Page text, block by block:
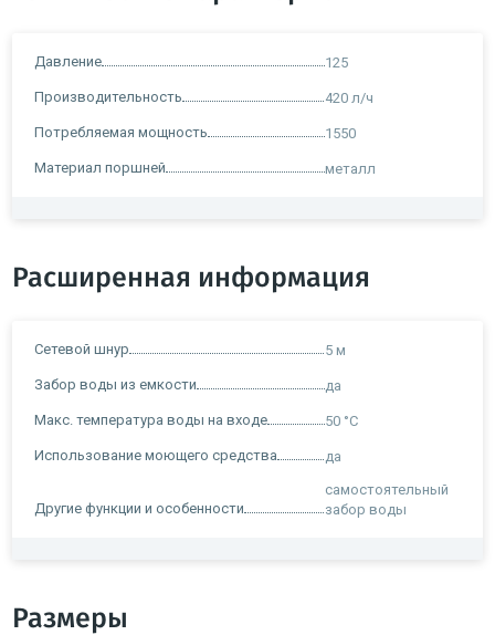
Давление 125
Производительность 420 л/ч
Потребляемая мощность 1550
Материал поршней металл
Расширенная информация
Сетевой шнур 5 м
Забор воды из емкости да
Макс. температура воды на входе 50 °C
Использование моющего средства да
Другие функции и особенности
самостоятельный
забор воды
Размеры